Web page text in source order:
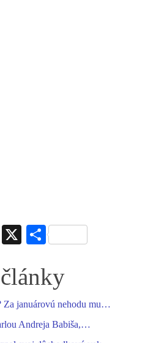
Li
ed
X S
re
Za januárovú nehodu mu…
Andreja Babiša,…